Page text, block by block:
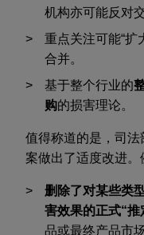
机构亦可能反对
重点关注可能“扩
合并。
基于整个行业的
购的损害理论。
值得称道的是，司
案做出了适度改进。
删除了对某些类
害效果的正式“
品或最终产品市